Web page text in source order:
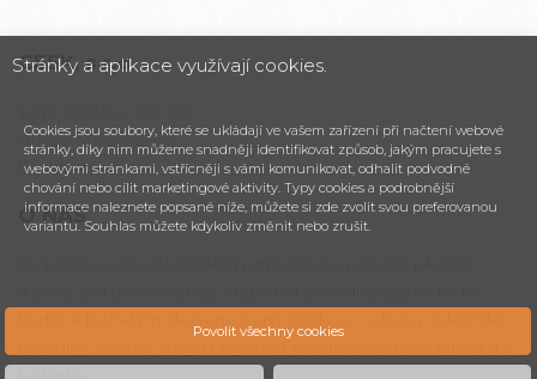
CESK,s.r.o.
Brno - Maloměřice
Česká republika
O NÁS
Stránky a aplikace využívají cookies.
Cookies jsou soubory, které se ukládají ve vašem zařízení při načtení webové
stránky, díky nim můžeme snadněji identifikovat způsob, jakým pracujete s
webovými stránkami, vstřícněji s vámi komunikovat, odhalit podvodné
chování nebo cílit marketingové aktivity. Typy cookies a podrobnější
informace naleznete popsané níže, můžete si zde zvolit svou preferovanou
variantu. Souhlas můžete kdykoliv změnit nebo zrušit.
Povolit všechny cookies